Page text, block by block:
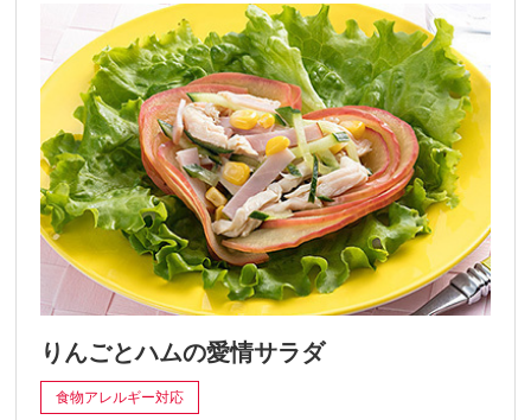
りんごとハムの愛情サラダ
食物アレルギー対応